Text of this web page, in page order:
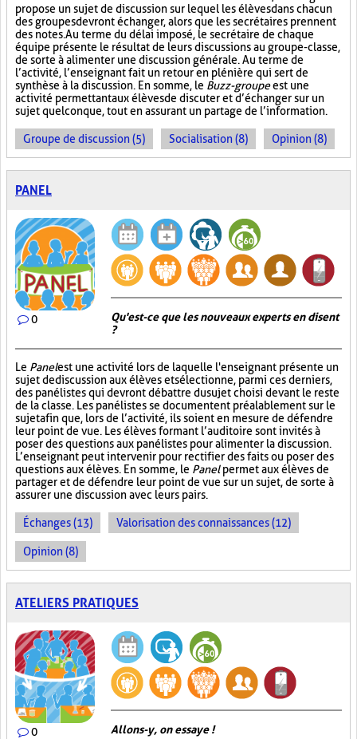
propose un sujet de discussion sur lequel les élèves dans chacun
des groupes devront échanger, alors que les secrétaires prennent
des notes. Au terme du délai imposé, le secrétaire de chaque
équipe présente le résultat de leurs discussions au groupe-classe,
de sorte à alimenter une discussion générale. Au terme de
l’activité, l’enseignant fait un retour en plénière qui sert de
synthèse à la discussion. En somme, le Buzz-groupeest une
activité permettant aux élèves de discuter et d’échanger sur un
sujet quelconque, tout en assurant un partage de l’information.
Groupe de discussion (5) Socialisation (8) Opinion (8)
PANEL
0
Qu'est-ce que les nouveaux experts en disent
?
Le Panelest une activité lors de laquelle l'enseignant présente un
sujet de discussion aux élèves et sélectionne, parmi ces derniers,
des panélistes qui devront débattre du sujet choisi devant le reste
de la classe. Les panélistes se documentent préalablement sur le
sujet afin que, lors de l’activité, ils soient en mesure de défendre
leur point de vue. Les élèves formant l’auditoire sont invités à
poser des questions aux panélistes pour alimenter la discussion.
L’enseignant peut intervenir pour rectifier des faits ou poser des
questions aux élèves. En somme, le Panelpermet aux élèves de
partager et de défendre leur point de vue sur un sujet, de sorte à
assurer une discussion avec leurs pairs.
Échanges (13) Valorisation des connaissances (12)
Opinion (8)
ATELIERS PRATIQUES
0 Allons-y, on essaye !